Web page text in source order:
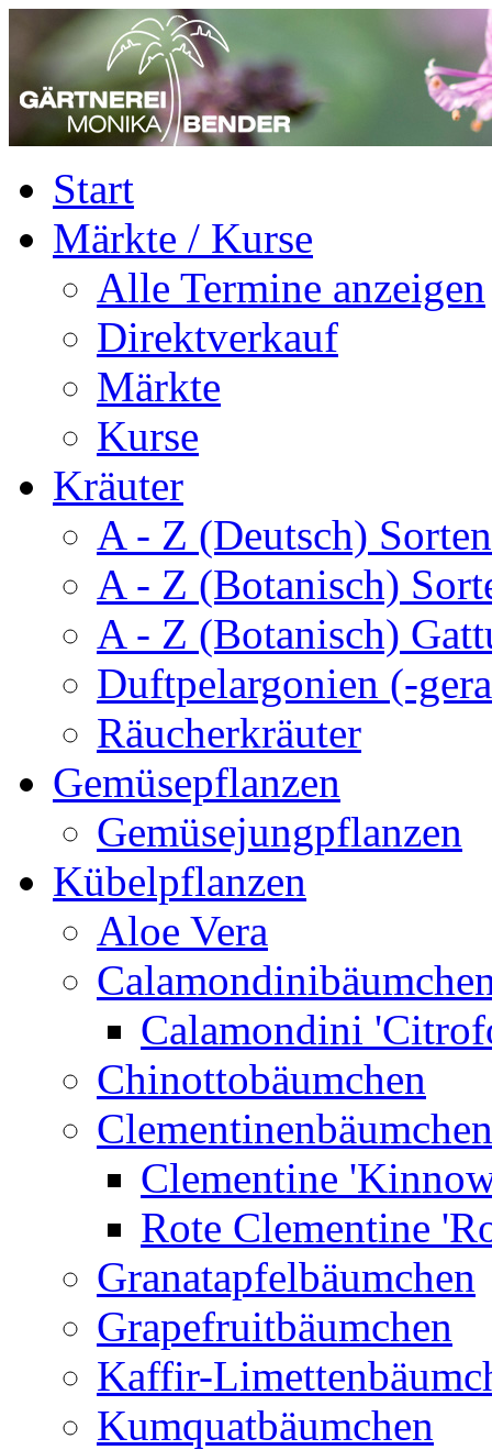
Start
Märkte / Kurse
Alle Termine anzeigen
Direktverkauf
Märkte
Kurse
Kräuter
A - Z (Deutsch)
A - Z (Botanisch)
A - Z (Botanisch)
Duftpelargonien (-
Räucherkräuter
Gemüsepflanzen
Gemüsejungpflanzen
Kübelpflanzen
Aloe Vera
Calamondini
Chinottobäumchen
Clementinenbäumchen
Clementine
Rote Clementine
Granatapfelbäumchen
Grapefruitbäumchen
Kaffir-
Kumquatbäumchen